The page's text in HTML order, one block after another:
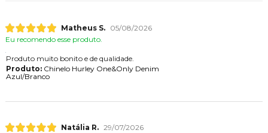
Matheus S.
05/08/2026
Eu recomendo esse produto.
Produto muito bonito e de qualidade.
Produto:Chinelo Hurley One&Only Denim
Azul/Branco
Natália R. 29/07/2026